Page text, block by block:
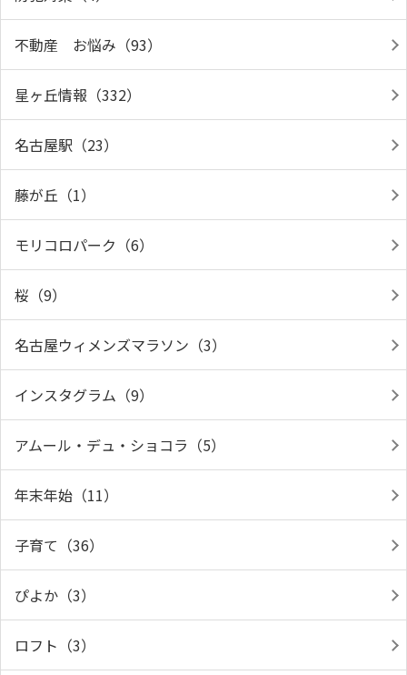
不動産 お悩み（93）
星ヶ丘情報（332）
名古屋駅（23）
藤が丘（1）
モリコロパーク（6）
桜（9）
名古屋ウィメンズマラソン（3）
インスタグラム（9）
アムール・デュ・ショコラ（5）
年末年始（11）
子育て（36）
ぴよか（3）
ロフト（3）